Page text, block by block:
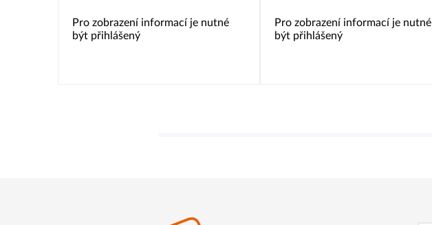
Pro zobrazení informací je nutné
být přihlášený
Pro zobrazení informací je nutné
být přihlášený